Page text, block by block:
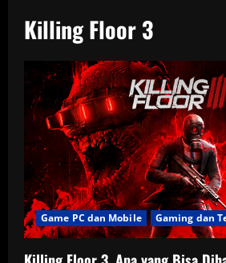
Killing Floor 3
Game PC dan Mobile Gaming dan